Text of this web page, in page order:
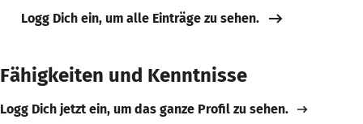
Logg Dich ein, um alle Einträge zu sehen.
Fähigkeiten und Kenntnisse
Logg Dich jetzt ein, um das ganze Profil zu sehen.